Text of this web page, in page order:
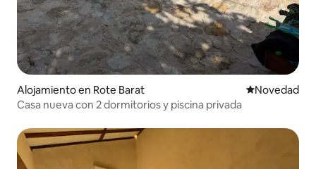
Alojamiento en Rote Barat Lugar para
Novedad
Casa nueva con 2 dormitorios y piscina privada